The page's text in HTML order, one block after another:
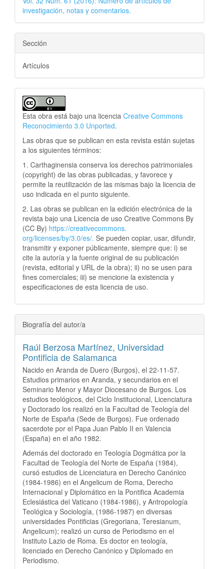
investigación, notas y comentarios.
Sección
Artículos
Esta obra está bajo una licencia Creative Commons
Reconocimiento 3.0 Unported.
Las obras que se publican en esta revista están sujetas
a los siguientes términos:
1. Carthaginensia conserva los derechos patrimoniales
(copyright) de las obras publicadas, y favorece y
permite la reutilización de las mismas bajo la licencia de
uso indicada en el punto siguiente.
2. Las obras se publican en la edición electrónica de la
revista bajo una Licencia de uso Creative Commons By
(CC By) https://creativecommons.
org/licenses/by/3.0/es/. Se pueden copiar, usar, difundir,
transmitir y exponer públicamente, siempre que: i) se
cite la autoría y la fuente original de su publicación
(revista, editorial y URL de la obra); ii) no se usen para
fines comerciales; iii) se mencione la existencia y
especificaciones de esta licencia de uso.
Biografía del autor/a
Raúl Berzosa Martínez, Universidad
Pontificia de Salamanca
Nacido en Aranda de Duero (Burgos), el 22-11-57.
Estudios primarios en Aranda, y secundarios en el
Seminario Menor y Mayor Diocesano de Burgos. Los
estudios teológicos, del Ciclo Institucional, Licenciatura
y Doctorado los realizó en la Facultad de Teología del
Norte de España (Sede de Burgos). Fue ordenado
sacerdote por el Papa Juan Pablo II en Valencia
(España) en el año 1982.
Además del doctorado en Teología Dogmática por la
Facultad de Teología del Norte de España (1984),
cursó estudios de Licenciatura en Derecho Canónico
(1984-1986) en el Angelicum de Roma, Derecho
Internacional y Diplomático en la Pontifica Academia
Eclesiástica del Vaticano (1984-1986), y Antropología
Teológica y Sociología, (1986-1987) en diversas
universidades Pontificias (Gregoriana, Teresianum,
Angelicum); realizó un curso de Periodismo en el
Instituto Lazio de Roma. Es doctor en teología,
licenciado en Derecho Canónico y Diplomado en
Periodismo.